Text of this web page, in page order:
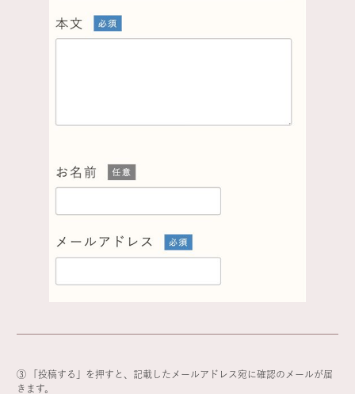
③ 「投稿する」を押すと、記載したメールアドレス宛に確認のメールが届
きます。